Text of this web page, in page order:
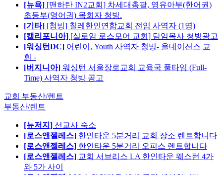
[뉴욕] [맨하탄 IN2교회] 차세대총괄, 영유아부(한어권)
초등부(영어권) 목회자 청빙.
[기타] [청빙] 칠레한인연합교회 전임 사역자 (1명)
[캘리포니아] [실로암 로스모어 교회] 담임목사 청빙광고
[워싱턴DC] 어린이, Youth 사역자 청빙- 올네이션스 교
회 -
[버지니아] 워싱턴 서울장로교회 교육국 풀타임 (Full-
Time) 사역자 청빙 공고
교회 부동산/렌트
부동산/렌트
[뉴저지] 선교사 숙소
[로스앤젤레스] 한인타운 5분거리 교회 장소 렌트합니다
[로스앤젤레스] 한인타운 5분거리 오피스 렌트합니다
[로스앤젤레스] 교회 서브리스 LA 한인타운 웨스턴 4가
와 5가 사이